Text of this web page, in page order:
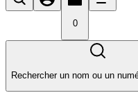
0
Rechercher un nom ou un